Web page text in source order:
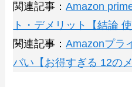
関連記事：Amazon
ト・デメリット【結論
関連記事：Amazonプラ
バい【お得すぎる 12のメ